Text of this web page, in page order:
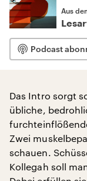
Aus
Podcast
Das Intro sorgt
übliche,
Zwei
schauen.
Kollegah soll